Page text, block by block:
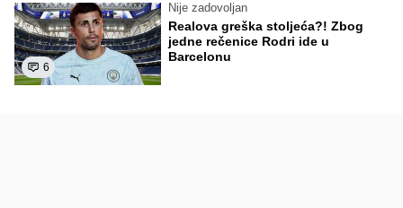
6
Nije zadovoljan
Realova greška stoljeća?! Zbog
jedne rečenice Rodri ide u
Barcelonu